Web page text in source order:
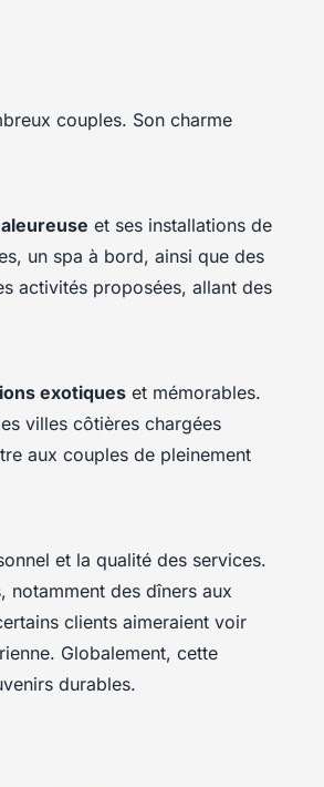
couples. Son charme
et ses installations de
un spa à bord, ainsi que des
activités proposées, allant des
exotiques et mémorables.
villes côtières chargées
aux couples de pleinement
et la qualité des services.
notamment des dîners aux
clients aimeraient voir
Globalement, cette
durables.